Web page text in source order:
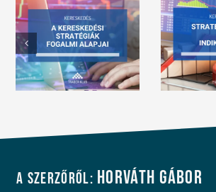
A szerzőről: Horváth Gábor